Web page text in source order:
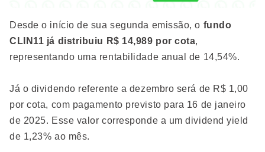
Desde o início de sua segunda emissão, o fundo
CLIN11 já distribuiu R$ 14,989 por cota,
representando uma rentabilidade anual de 14,54%.
Já o dividendo referente a dezembro será de R$ 1,00
por cota, com pagamento previsto para 16 de janeiro
de 2025. Esse valor corresponde a um dividend yield
de 1,23% ao mês.